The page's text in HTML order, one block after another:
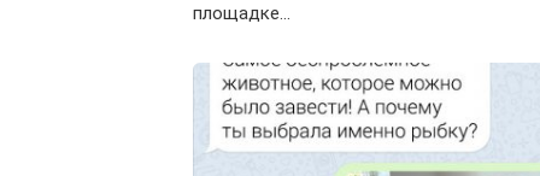
площадке…